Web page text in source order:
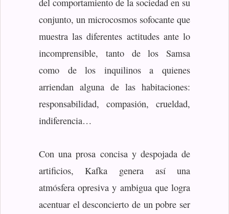
del comportamiento de la sociedad en su
conjunto, un microcosmos sofocante que
muestra las diferentes actitudes ante lo
incomprensible, tanto de los Samsa
como de los inquilinos a quienes
arriendan alguna de las habitaciones:
responsabilidad, compasión, crueldad,
indiferencia…
Con una prosa concisa y despojada de
artificios, Kafka genera así una
atmósfera opresiva y ambigua que logra
acentuar el desconcierto de un pobre ser